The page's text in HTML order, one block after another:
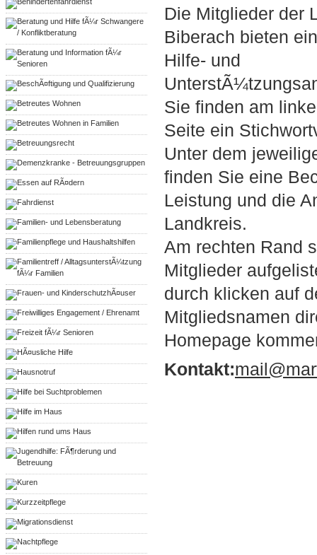
Beratung und Hilfe fÃ¼r Schwangere
/ Konfliktberatung
Beratung und Information fÃ¼r
Senioren
BeschÃ¤ftigung und Qualifizierung
Betreutes Wohnen
Betreutes Wohnen in Familien
Betreuungsrecht
Demenzkranke - Betreuungsgruppen
Essen auf RÃ¤dern
Fahrdienst
Familien- und Lebensberatung
Familienpflege und Haushaltshilfen
Familientreff / AlltagsunterstÃ¼tzung
fÃ¼r Familien
Frauen- und KinderschutzhÃ¤user
Freiwilliges Engagement / Ehrenamt
Freizeit fÃ¼r Senioren
HÃ¤usliche Hilfe
Hausnotruf
Hilfe bei Suchtproblemen
Hilfe im Haus
Hilfen rund ums Haus
Jugendhilfe: FÃ¶rderung und
Betreuung
Kuren
Kurzzeitpflege
Migrationsdienst
Nachtpflege
Die Mitglieder der
Biberach bieten
Hilfe- und
Sie finden am
Seite ein
Unter dem
finden Sie eine
Leistung und die
Landkreis.
Am rechten Rand
Mitglieder
durch klicken auf
Mitgliedsnamen
Homepage
Kontakt: